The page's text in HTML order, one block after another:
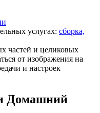
услугах: сборка,
частей и целиковых
от изображения на
и настроек
Домашний